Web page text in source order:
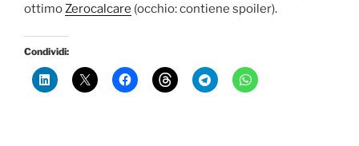
ottimoZerocalcare (occhio: contiene spoiler).
Condividi: